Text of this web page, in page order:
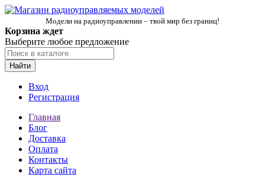
Модели на радиоуправлении – твой мир без границ!
Корзина ждет
Выберите любое предложение
Найти
Вход
Регистрация
Главная
Блог
Доставка
Оплата
Контакты
Карта сайта